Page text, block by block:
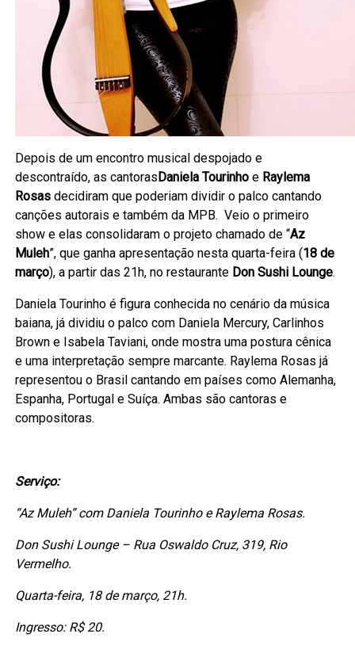
Depois de um encontro musical despojado e
descontraído, as cantoras Daniela Tourinhoe Raylema
Rosas decidiram que poderiam dividir o palco cantando
canções autorais e também da MPB. Veio o primeiro
show e elas consolidaram o projeto chamado de “Az
Muleh”, que ganha apresentação nesta quarta-feira (18 de
março), a partir das 21h, no restaurante Don Sushi Lounge.
Daniela Tourinho é figura conhecida no cenário da música
baiana, já dividiu o palco com Daniela Mercury, Carlinhos
Brown e Isabela Taviani, onde mostra uma postura cênica
e uma interpretação sempre marcante. Raylema Rosas já
representou o Brasil cantando em países como Alemanha,
Espanha, Portugal e Suíça. Ambas são cantoras e
compositoras.
Serviço:
“Az Muleh” com Daniela Tourinho e Raylema Rosas.
Don Sushi Lounge – Rua Oswaldo Cruz, 319, Rio
Vermelho.
Quarta-feira, 18 de março, 21h.
Ingresso: R$ 20.